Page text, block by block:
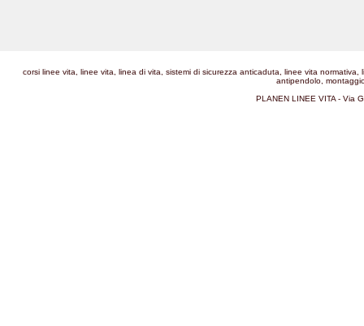
corsi linee vita, linee vita, linea di vita, sistemi di sicurezza anticaduta, linee vita
antipendolo,
PLANEN LINEE VITA - Via